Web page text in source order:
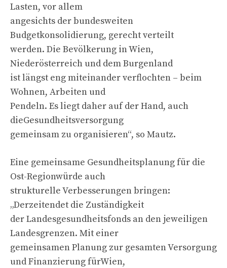
Lasten, vor allem
angesichts der bundesweiten
Budgetkonsolidierung, gerecht verteilt
werden. Die Bevölkerung in Wien,
Niederösterreich und dem Burgenland
ist längst eng miteinander verflochten – beim
Wohnen, Arbeiten und
Pendeln. Es liegt daher auf der Hand, auch
dieGesundheitsversorgung
gemeinsam zu organisieren“, so Mautz.
Eine gemeinsame Gesundheitsplanung für die
Ost-Regionwürde auch
strukturelle Verbesserungen bringen:
„Derzeitendet die Zuständigkeit
der Landesgesundheitsfonds an den jeweiligen
Landesgrenzen. Mit einer
gemeinsamen Planung zur gesamten Versorgung
und Finanzierung fürWien,